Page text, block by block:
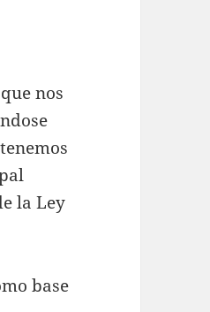
nos
la Ley
base